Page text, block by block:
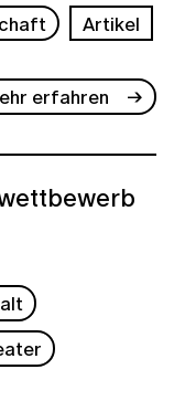
Artikel
erfahren